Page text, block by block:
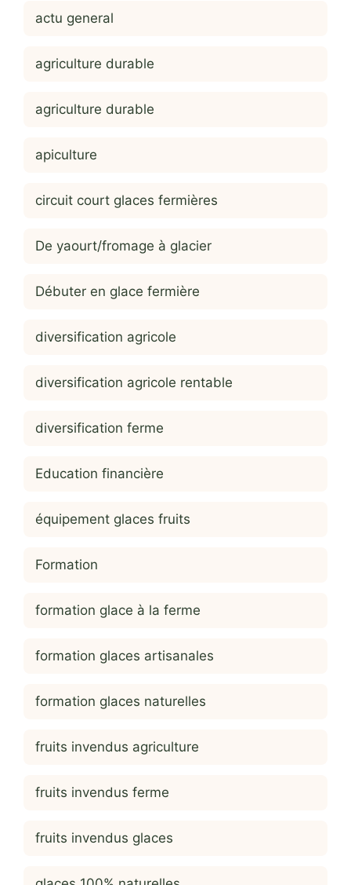
actu general
agriculture durable
agriculture durable
apiculture
circuit court glaces fermières
De yaourt/fromage à glacier
Débuter en glace fermière
diversification agricole
diversification agricole rentable
diversification ferme
Education financière
équipement glaces fruits
Formation
formation glace à la ferme
formation glaces artisanales
formation glaces naturelles
fruits invendus agriculture
fruits invendus ferme
fruits invendus glaces